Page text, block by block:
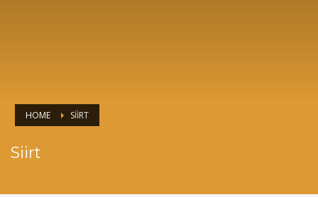
HOME SIIRT
Siirt